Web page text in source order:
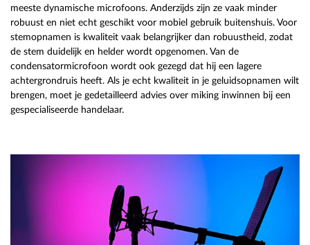
meeste dynamische microfoons. Anderzijds zijn ze vaak minder
robuust en niet echt geschikt voor mobiel gebruik buitenshuis. Voor
stemopnamen is kwaliteit vaak belangrijker dan robuustheid, zodat
de stem duidelijk en helder wordt opgenomen. Van de
condensatormicrofoon wordt ook gezegd dat hij een lagere
achtergrondruis heeft. Als je echt kwaliteit in je geluidsopnamen wilt
brengen, moet je gedetailleerd advies over miking inwinnen bij een
gespecialiseerde handelaar.